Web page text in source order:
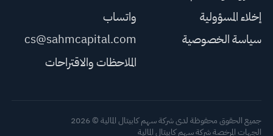
إخلاء المسؤولية
سياسة الخصوصية
واتساب
cs@sahmcapital.com
الملاحظات والاقتراحات
جميع الحقوق محفوظة لدى شركة سهم كابيتال المالية © 2026
الجهات المرخصة شركة سهم كابيتال المالية